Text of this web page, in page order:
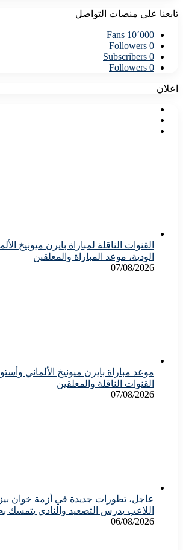
تابعنا على منصات التواصل
10٬000 Fans
0
Followers
0
Subscribers
0
Followers
اعلان
القنوات الناقلة لمباراة بايرن ميونيخ
الودية، موعد المباراة والمعلقين
07/08/2026
موعد مباراة بايرن ميونيخ الألماني
القنوات الناقلة والمعلقين
07/08/2026
عاجل، تطورات جديدة في أزمة خوان
اللاعب يدرس التصعيد والنادي يتمسك
06/08/2026